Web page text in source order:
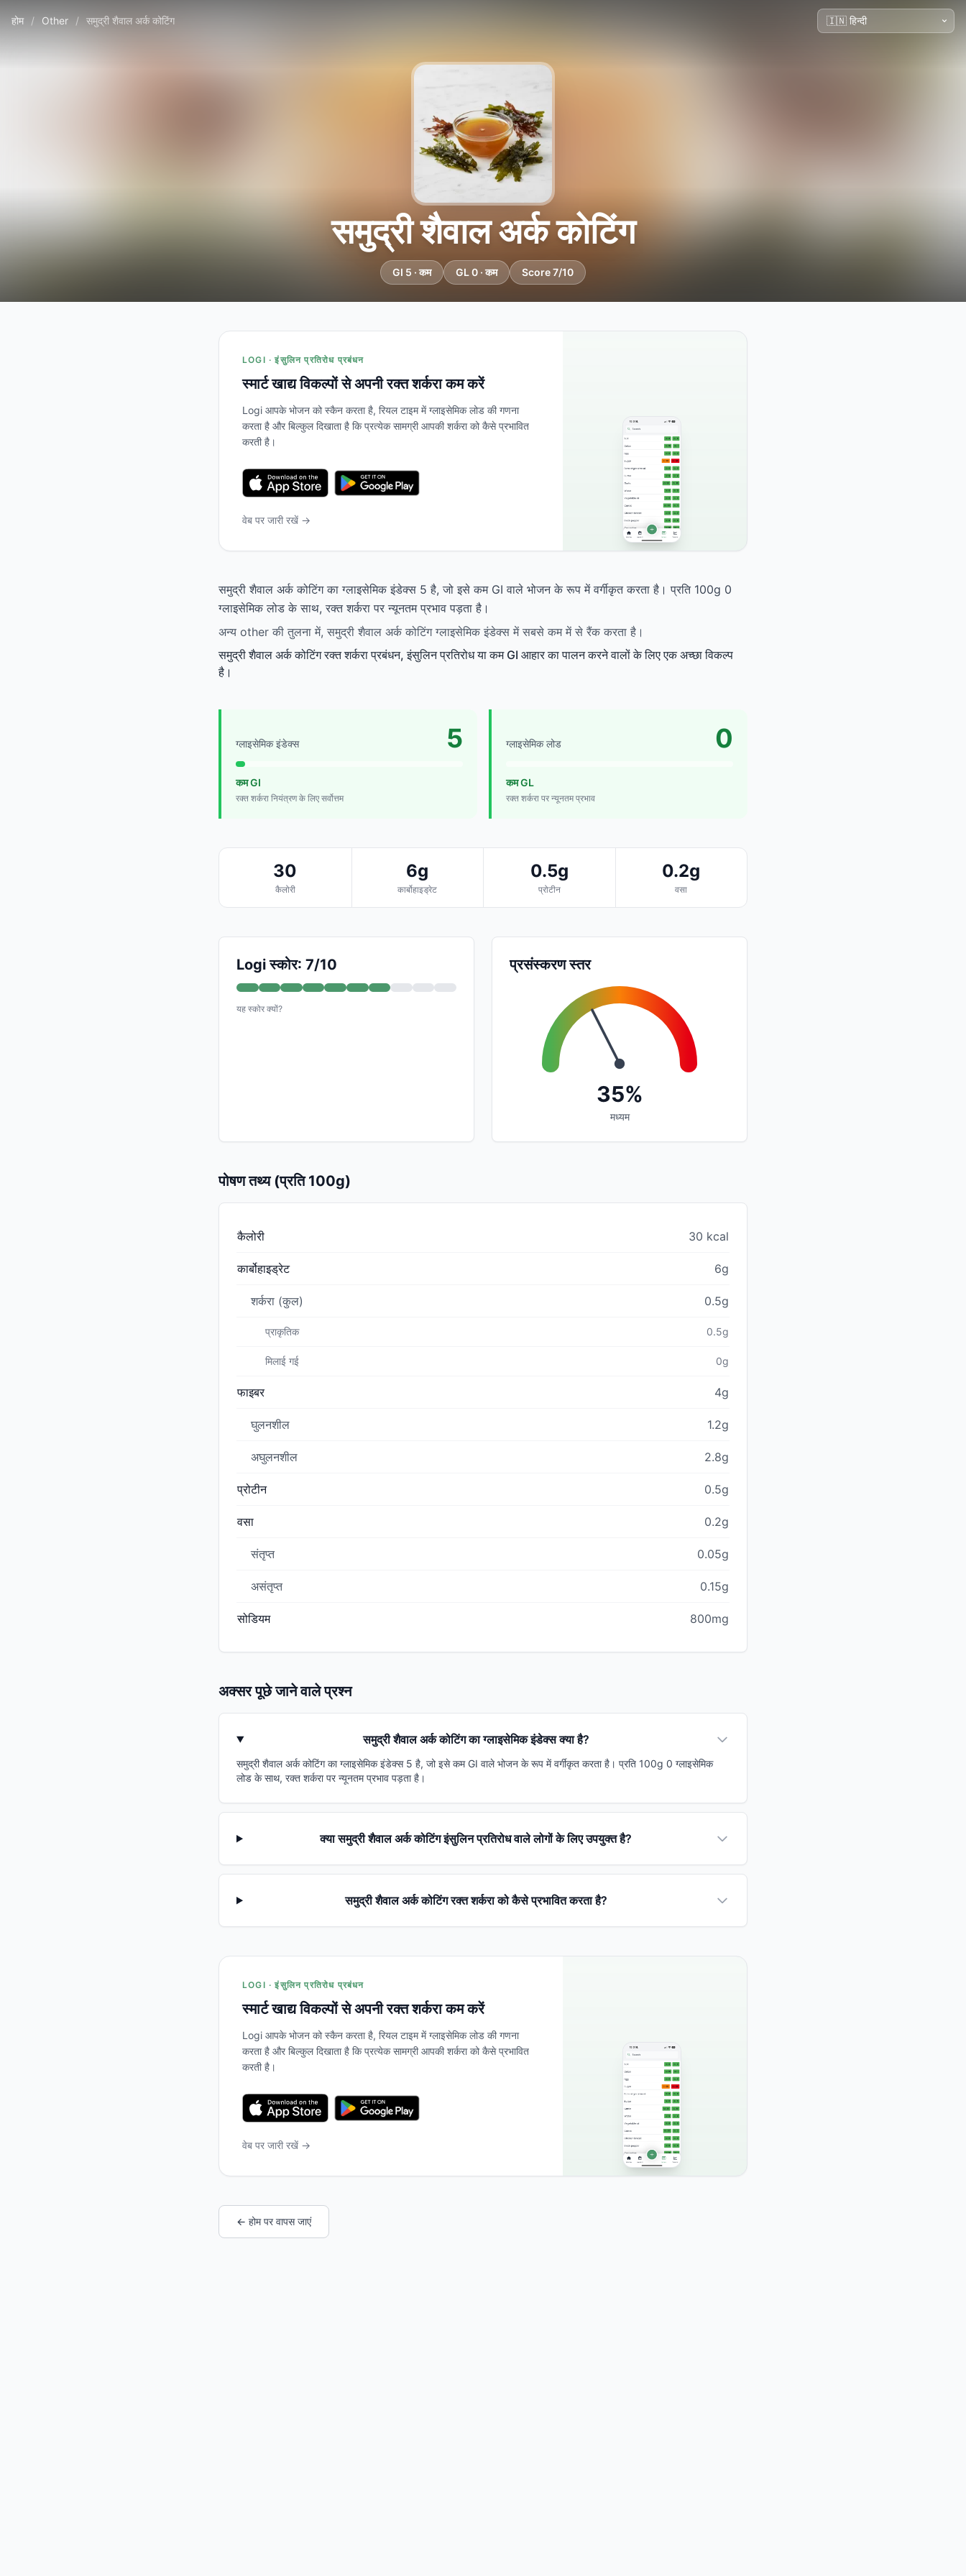
होम / Other / समुद्री शैवाल अर्क कोटिंग
समुद्री शैवाल अर्क कोटिंग
GI 5 · कम GL 0 · कम Score 7/10
LOGI · इंसुलिन प्रतिरोध प्रबंधन
स्मार्ट खाद्य विकल्पों से अपनी रक्त शर्करा कम करें
Logi आपके भोजन को स्कैन करता है, रियल टाइम में ग्लाइसेमिक लोड की गणना
करता है और बिल्कुल दिखाता है कि प्रत्येक सामग्री आपकी शर्करा को कैसे प्रभावित
करती है।
वेब पर जारी रखें →
समुद्री शैवाल अर्क कोटिंग का ग्लाइसेमिक इंडेक्स 5 है, जो इसे कम GI वाले भोजन के रूप में वर्गीकृत करता है। प्रति 100g 0
ग्लाइसेमिक लोड के साथ, रक्त शर्करा पर न्यूनतम प्रभाव पड़ता है।
अन्य other की तुलना में, समुद्री शैवाल अर्क कोटिंग ग्लाइसेमिक इंडेक्स में सबसे कम में से रैंक करता है।
समुद्री शैवाल अर्क कोटिंग रक्त शर्करा प्रबंधन, इंसुलिन प्रतिरोध या कम GI आहार का पालन करने वालों के लिए एक अच्छा विकल्प
है।
ग्लाइसेमिक इंडेक्स 5
कम GI
रक्त शर्करा नियंत्रण के लिए सर्वोत्तम
ग्लाइसेमिक लोड 0
कम GL
रक्त शर्करा पर न्यूनतम प्रभाव
30
कैलोरी
6g
कार्बोहाइड्रेट
0.5g
प्रोटीन
0.2g
वसा
Logi स्कोर: 7/10
यह स्कोर क्यों?
प्रसंस्करण स्तर
35%
मध्यम
पोषण तथ्य (प्रति 100g)
कैलोरी 30 kcal
कार्बोहाइड्रेट 6g
शर्करा (कुल) 0.5g
प्राकृतिक 0.5g
मिलाई गई 0g
फाइबर 4g
घुलनशील 1.2g
अघुलनशील 2.8g
प्रोटीन 0.5g
वसा 0.2g
संतृप्त 0.05g
असंतृप्त 0.15g
सोडियम 800mg
अक्सर पूछे जाने वाले प्रश्न
समुद्री शैवाल अर्क कोटिंग का ग्लाइसेमिक इंडेक्स क्या है?
समुद्री शैवाल अर्क कोटिंग का ग्लाइसेमिक इंडेक्स 5 है, जो इसे कम GI वाले भोजन के रूप में वर्गीकृत करता है। प्रति 100g 0 ग्लाइसेमिक
लोड के साथ, रक्त शर्करा पर न्यूनतम प्रभाव पड़ता है।
क्या समुद्री शैवाल अर्क कोटिंग इंसुलिन प्रतिरोध वाले लोगों के लिए उपयुक्त है?
समुद्री शैवाल अर्क कोटिंग रक्त शर्करा को कैसे प्रभावित करता है?
LOGI · इंसुलिन प्रतिरोध प्रबंधन
स्मार्ट खाद्य विकल्पों से अपनी रक्त शर्करा कम करें
Logi आपके भोजन को स्कैन करता है, रियल टाइम में ग्लाइसेमिक लोड की गणना
करता है और बिल्कुल दिखाता है कि प्रत्येक सामग्री आपकी शर्करा को कैसे प्रभावित
करती है।
वेब पर जारी रखें →
← होम पर वापस जाएं